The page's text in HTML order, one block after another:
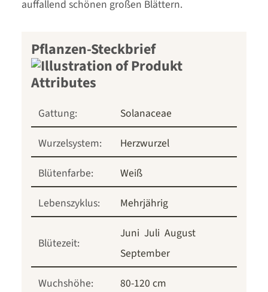
auffallend schönen großen Blättern.
Pflanzen-Steckbrief
Gattung:
Solanaceae
Wurzelsystem:
Herzwurzel
Blütenfarbe:
Weiß
Lebenszyklus:
Mehrjährig
Blütezeit:
Juni Juli August
September
Wuchshöhe:
80-120 cm